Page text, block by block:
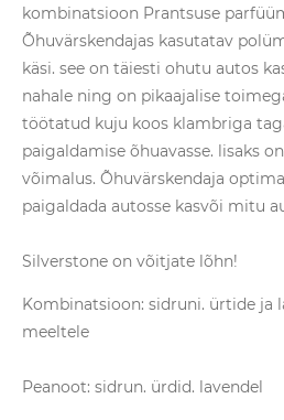
kombinatsioon Prantsuse
Õhuvärskendajas kasutatav
käsi. see on täiesti ohutu autos
nahale ning on pikaajalise
töötatud kuju koos klambriga
paigaldamise õhuavasse. lisaks
võimalus. Õhuvärskendaja
paigaldada autosse kasvõi mitu
Silverstone on võitjate lõhn!
Kombinatsioon: sidruni. ürtide ja
meeltele
Peanoot: sidrun. ürdid. lavendel